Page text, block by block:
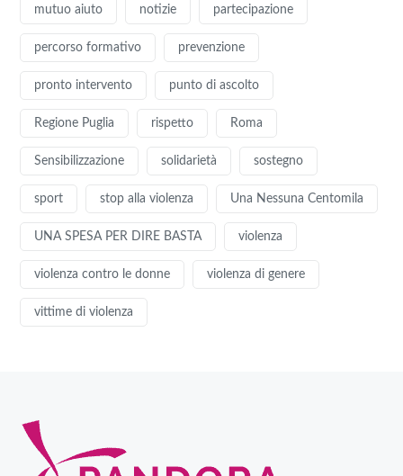
mutuo aiuto notizie partecipazione
percorso formativo prevenzione
pronto intervento punto di ascolto
Regione Puglia rispetto Roma
Sensibilizzazione solidarietà sostegno
sport stop alla violenza Una Nessuna Centomila
UNA SPESA PER DIRE BASTA violenza
violenza contro le donne violenza di genere
vittime di violenza